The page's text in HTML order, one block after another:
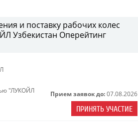
и поставку рабочих колес
Узбекистан Оперейтинг
"ЛУКОЙЛ
Прием заявок до: 07.08.2026
ПРИНЯТЬ УЧАСТИЕ